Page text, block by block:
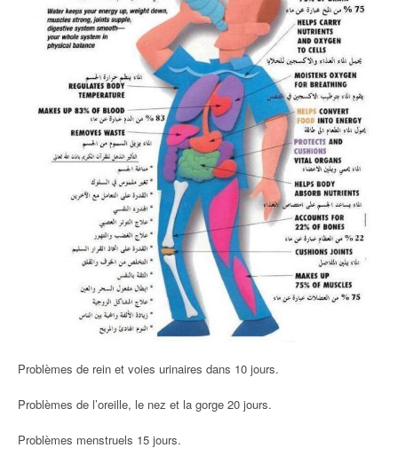
Problèmes de rein et voies urinaires dans 10 jours.
Problèmes de l’oreille, le nez et la gorge 20 jours.
Problèmes menstruels 15 jours.